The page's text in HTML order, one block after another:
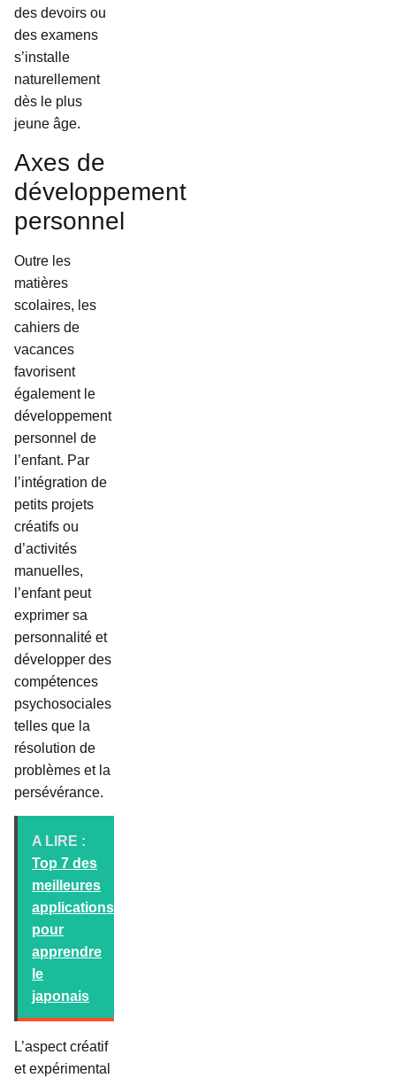
des devoirs ou
des examens
s’installe
naturellement
dès le plus
jeune âge.
Axes de
développement
personnel
Outre les
matières
scolaires, les
cahiers de
vacances
favorisent
également le
développement
personnel de
l’enfant. Par
l’intégration de
petits projets
créatifs ou
d’activités
manuelles,
l’enfant peut
exprimer sa
personnalité et
développer des
compétences
psychosociales
telles que la
résolution de
problèmes et la
persévérance.
A LIRE :
Top 7 des
meilleures
applications
pour
apprendre
le
japonais
L’aspect créatif
et expérimental